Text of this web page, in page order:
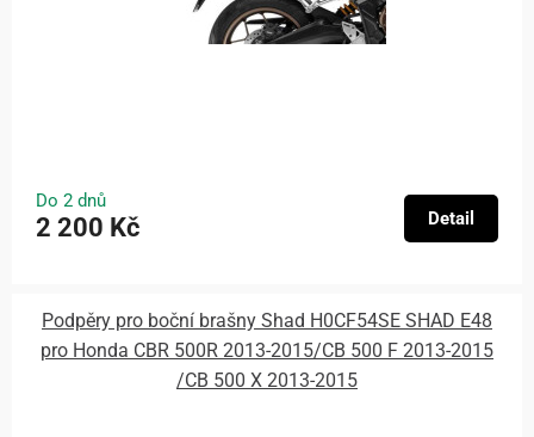
Do 2 dnů
2 200 Kč Detail
Podpěry pro boční brašny Shad H0CF54SE SHAD E48
pro Honda CBR 500R 2013-2015/CB 500 F 2013-2015
/CB 500 X 2013-2015